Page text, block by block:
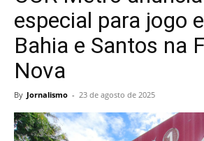
especial para jogo
Bahia e Santos na
Nova
By Jornalismo - 23 de agosto de 2025